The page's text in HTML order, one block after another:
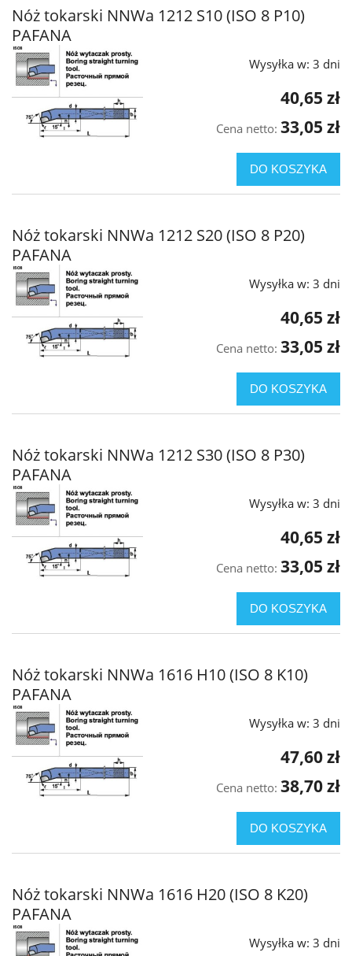
Nóż tokarski NNWa 1212 S10 (ISO 8 P10)
PAFANA
Wysyłka w: 3 dni
40,65 zł
Cena netto: 33,05 zł
DO KOSZYKA
Nóż tokarski NNWa 1212 S20 (ISO 8 P20)
PAFANA
Wysyłka w: 3 dni
40,65 zł
Cena netto: 33,05 zł
DO KOSZYKA
Nóż tokarski NNWa 1212 S30 (ISO 8 P30)
PAFANA
Wysyłka w: 3 dni
40,65 zł
Cena netto: 33,05 zł
DO KOSZYKA
Nóż tokarski NNWa 1616 H10 (ISO 8 K10)
PAFANA
Wysyłka w: 3 dni
47,60 zł
Cena netto: 38,70 zł
DO KOSZYKA
Nóż tokarski NNWa 1616 H20 (ISO 8 K20)
PAFANA
Wysyłka w: 3 dni